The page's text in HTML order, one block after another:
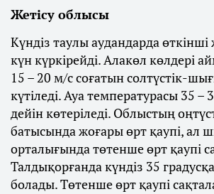
Жетісу облысы
Күндіз таулы аудандарда
күн күркірейді. Алакөл көлдері
15 – 20 м/с соғатын солтүстік-
күтіледі. Ауа температурасы 35 –
дейін көтеріледі. Облыстың
батысында жоғары өрт қаупі, ал
орталығында төтенше өрт қаупі
Талдықорғанда күндіз 35
болады. Төтенше өрт қаупі